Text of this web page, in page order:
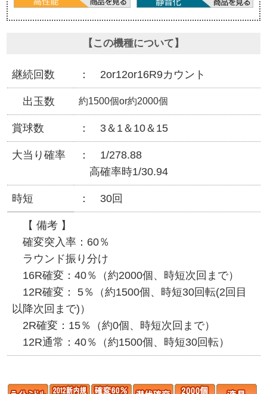
【この機種について】
継続回数 2or12or16R9カウント
出玉数 約1500個or約2000個
賞球数 3＆1＆10＆15
大当り確率
1/278.88
高確率時1/30.94
時短 30回
【 備考 】
確変突入率：60％
ラウンド振り分け
16R確変：40％（約2000個、時短次回まで）
12R確変： 5％（約1500個、時短30回転(2回目
以降次回まで)）
2R確変：15％（約0個、時短次回まで）
12R通常：40％（約1500個、時短30回転）